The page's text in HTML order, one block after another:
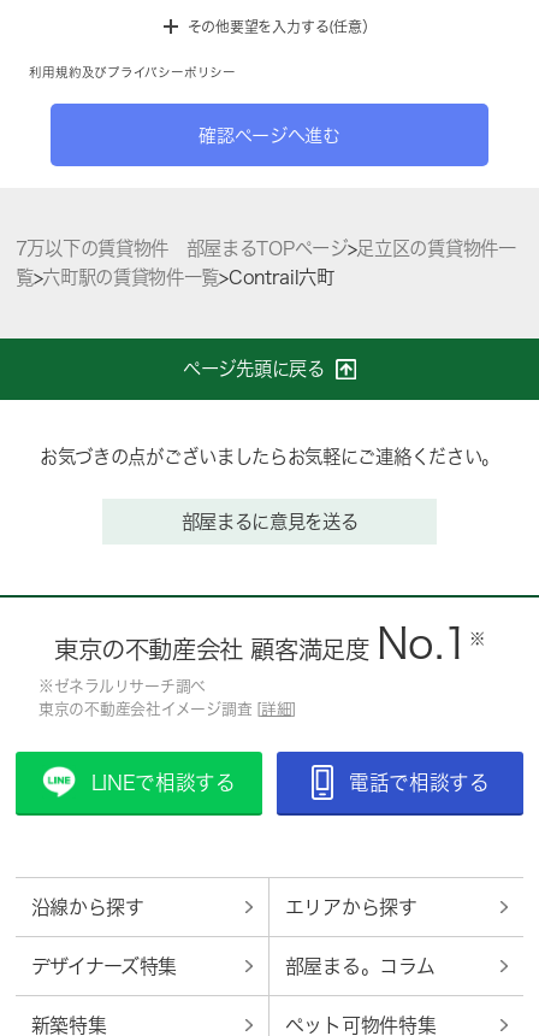
その他要望を入力する(任意）
利用規約 及び プライバシーポリシー
確認ページへ進む
7万以下の賃貸物件 部屋まるTOPページ>足立区の賃貸物件一
覧>六町駅の賃貸物件一覧>Contrail六町
ページ先頭に戻る
お気づきの点がございましたらお気軽にご連絡ください。
部屋まるに意見を送る
東京の不動産会社 顧客満足度 No.1 ※
※ゼネラルリサーチ調べ
東京の不動産会社イメージ調査 [ 詳細
LINEで相談する 電話で相談する
沿線から探す エリアから探す
デザイナーズ特集 部屋まる。コラム
新築特集 ペット可物件特集